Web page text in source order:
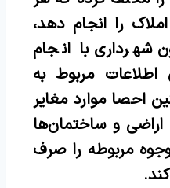
را انجام دهد،
شهرداری با انجام
مربوط به
احصا موارد مغایر
و ساختمان‌ها
مربوطه را صرف